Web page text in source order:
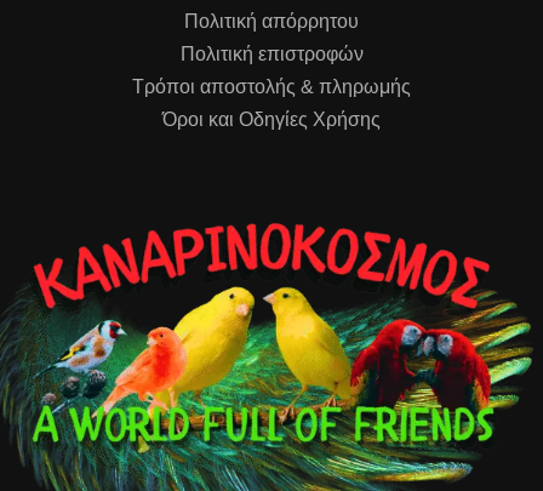
Πολιτική απόρρητου
Πολιτική επιστροφών
Τρόποι αποστολής & πληρωμής
Όροι και Οδηγίες Χρήσης